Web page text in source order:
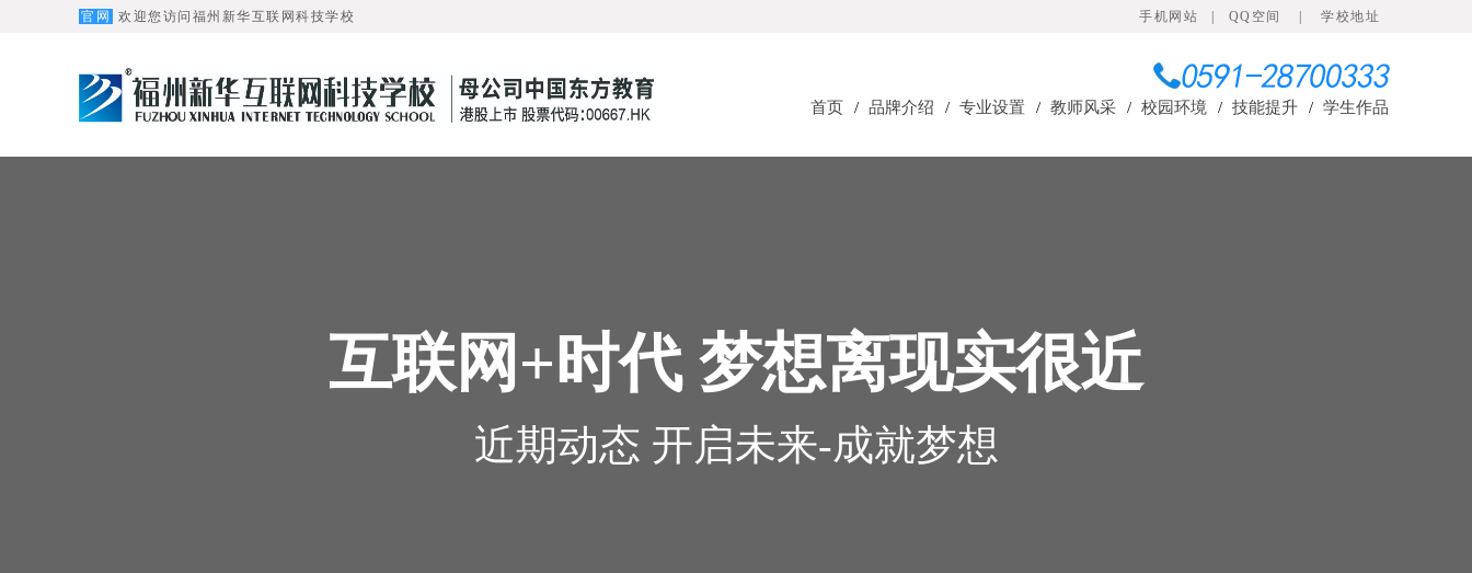
官网 欢迎您访问福州新华互联网科技学校 手机网站 QQ空间 学校地址
首页 / 品牌介绍 / 专业设置 / 教师风采 / 校园环境 / 技能提升 / 学生作品
互联网+时代 梦想离现实很近
近期动态 开启未来-成就梦想